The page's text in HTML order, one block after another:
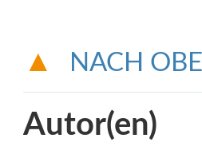
NACH
Autor(en)